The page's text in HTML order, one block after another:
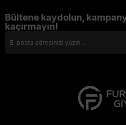
Bültene kaydolun,
kaçırmayın!